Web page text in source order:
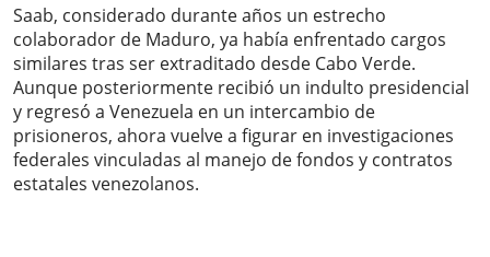
Saab, considerado durante años un estrecho
colaborador de Maduro, ya había enfrentado cargos
similares tras ser extraditado desde Cabo Verde.
Aunque posteriormente recibió un indulto presidencial
y regresó a Venezuela en un intercambio de
prisioneros, ahora vuelve a figurar en investigaciones
federales vinculadas al manejo de fondos y contratos
estatales venezolanos.